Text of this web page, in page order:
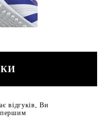
відгуків, Ви
першим